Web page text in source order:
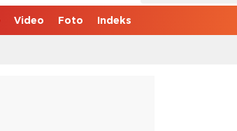
Video Foto Indeks